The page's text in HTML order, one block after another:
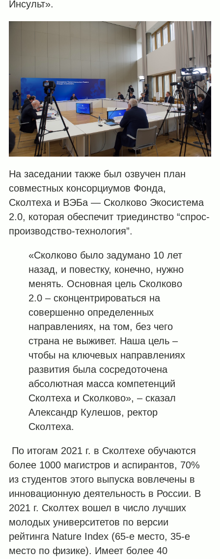
Инсульт».
На заседании также был озвучен план
совместных консорциумов Фонда,
Сколтеха и ВЭБа — Сколково Экосистема
2.0, которая обеспечит триединство “спрос-
производство-технология”.
«Сколково было задумано 10 лет
назад, и повестку, конечно, нужно
менять. Основная цель Сколково
2.0 – сконцентрироваться на
совершенно определенных
направлениях, на том, без чего
страна не выживет. Наша цель –
чтобы на ключевых направлениях
развития была сосредоточена
абсолютная масса компетенций
Сколтеха и Сколково», – сказал
Александр Кулешов, ректор
Сколтеха.
По итогам 2021 г. в Сколтехе обучаются
более 1000 магистров и аспирантов, 70%
из студентов этого выпуска вовлечены в
инновационную деятельность в России. В
2021 г. Сколтех вошел в число лучших
молодых университетов по версии
рейтинга Nature Index(65-е место, 35-е
место по физике). Имеет более 40